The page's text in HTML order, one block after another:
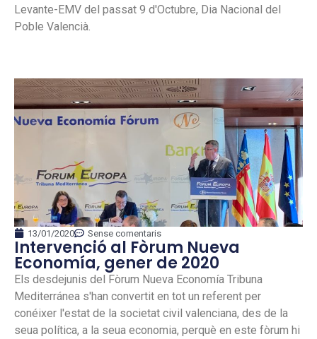
Levante-EMV del passat 9 d'Octubre, Dia Nacional del
Poble Valencià.
13/01/2020 Sense comentaris
Intervenció al Fòrum Nueva
Economía, gener de 2020
Els desdejunis del Fòrum Nueva Economía Tribuna
Mediterránea s'han convertit en tot un referent per
conéixer l'estat de la societat civil valenciana, des de la
seua política, a la seua economia, perquè en este fòrum hi